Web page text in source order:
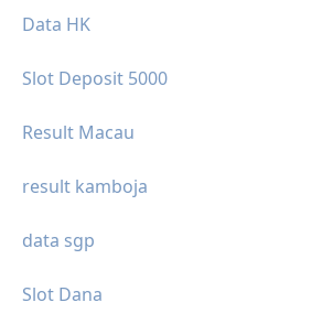
Data HK
Slot Deposit 5000
Result Macau
result kamboja
data sgp
Slot Dana